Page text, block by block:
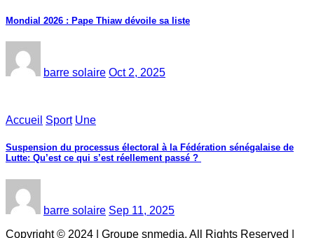
Mondial 2026 : Pape Thiaw dévoile sa liste
barre solaire Oct 2, 2025
Accueil Sport Une
‎Suspension du processus électoral à la Fédération sénégalaise de
Lutte: Qu’est ce qui s’est réellement passé ? ‎‎
barre solaire Sep 11, 2025
Copyright © 2024 | Groupe snmedia, All Rights Reserved